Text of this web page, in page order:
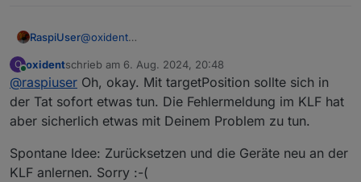
RaspiUser@oxident
meine Objekte ...
O
Online
oxidentschrieb am 6. Aug. 2024, 20:48
zuletzt editiert von
@raspiuser Oh, okay. Mit targetPosition sollte sich in
der Tat sofort etwas tun. Die Fehlermeldung im KLF hat
aber sicherlich etwas mit Deinem Problem zu tun.
Spontane Idee: Zurücksetzen und die Geräte neu an der
KLF anlernen. Sorry :-(